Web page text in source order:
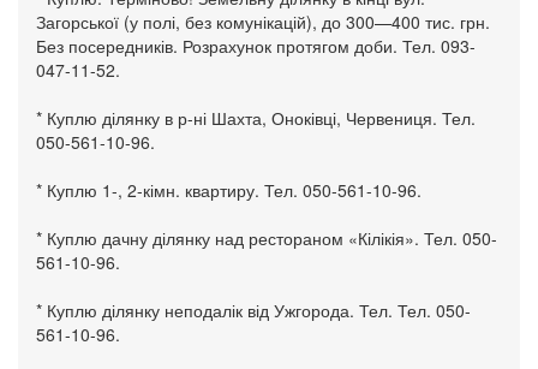
Загорської (у полі, без комунікацій), до 300—400 тис. грн.
Без посередників. Розрахунок протягом доби. Тел. 093-
047-11-52.
* Куплю ділянку в р-ні Шахта, Оноківці, Червениця. Тел.
050-561-10-96.
* Куплю 1-, 2-кімн. квартиру. Тел. 050-561-10-96.
* Куплю дачну ділянку над рестораном «Кілікія». Тел. 050-
561-10-96.
* Куплю ділянку неподалік від Ужгорода. Тел. Тел. 050-
561-10-96.